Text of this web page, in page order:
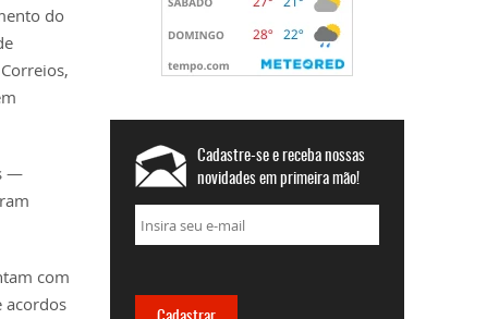
do
—
com
acordos
Cadastre-se e receba nossas
novidades em primeira mão!